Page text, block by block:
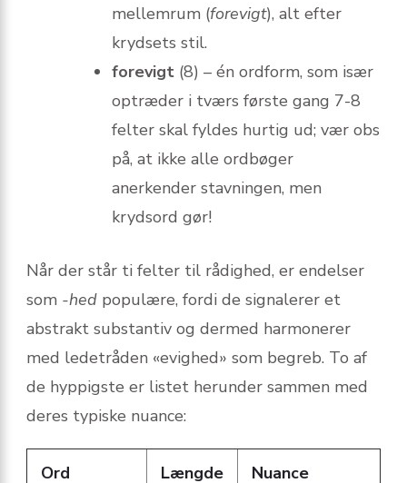
mellemrum (forevigt), alt efter
krydsets stil.
forevigt (8) – én ordform, som især
optræder i tværs første gang 7-8
felter skal fyldes hurtig ud; vær obs
på, at ikke alle ordbøger
anerkender stavningen, men
krydsord gør!
Når der står ti felter til rådighed, er endelser
som -hed populære, fordi de signalerer et
abstrakt substantiv og dermed harmonerer
med ledetråden «evighed» som begreb. To af
de hyppigste er listet herunder sammen med
deres typiske nuance:
Ord Længde Nuance